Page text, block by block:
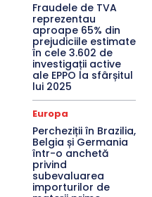
Fraudele de TVA
reprezentau
aproape 65% din
prejudiciile estimate
în cele 3.602 de
investigații active
ale EPPO la sfârșitul
lui 2025
Europa
Percheziții în Brazilia,
Belgia și Germania
într-o anchetă
privind
subevaluarea
importurilor de